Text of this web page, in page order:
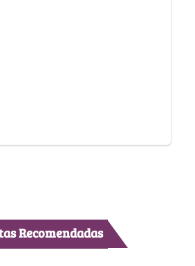
Recomendadas